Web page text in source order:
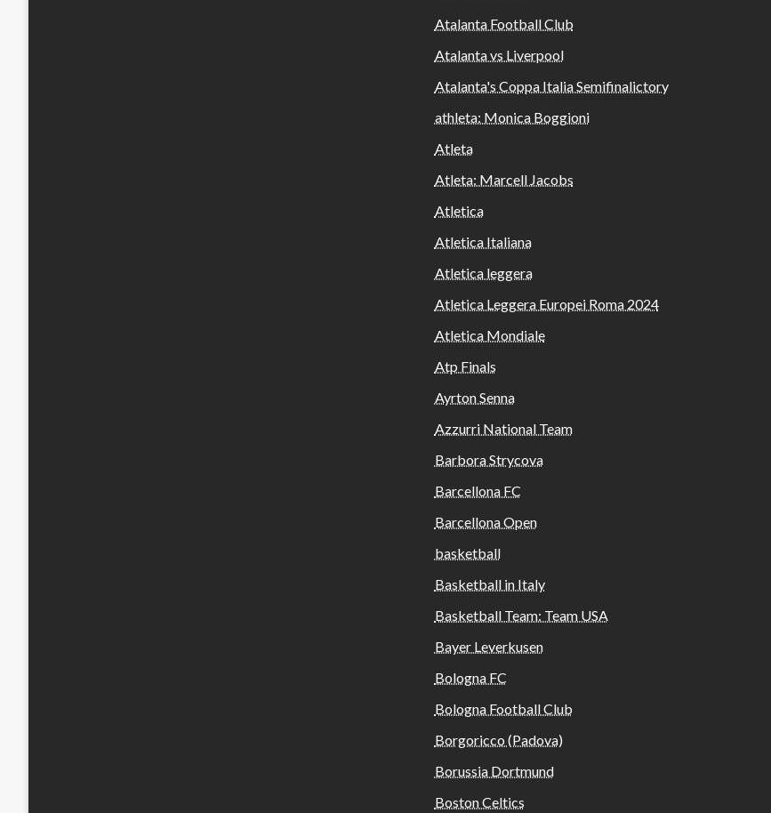
Atalanta Football Club
Atalanta vs Liverpool
Atalanta's Coppa Italia Semifinalictory
athleta: Monica Boggioni
Atleta
Atleta: Marcell Jacobs
Atletica
Atletica Italiana
Atletica leggera
Atletica Leggera Europei Roma 2024
Atletica Mondiale
Atp Finals
Ayrton Senna
Azzurri National Team
Barbora Strycova
Barcellona FC
Barcellona Open
basketball
Basketball in Italy
Basketball Team: Team USA
Bayer Leverkusen
Bologna FC
Bologna Football Club
Borgoricco (Padova)
Borussia Dortmund
Boston Celtics